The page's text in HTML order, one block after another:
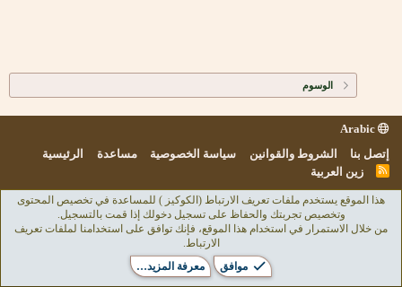
الوسوم
إتصل بنا
الشروط والقوانين سياسة الخصوصية مساعدة الرئيسية
R
زين العربية
هذا الموقع يستخدم ملفات تعريف الارتباط (الكوكيز ) للمساعدة في تخصيص المحتوى
وتخصيص تجربتك والحفاظ على تسجيل دخولك إذا قمت بالتسجيل.
من خلال الاستمرار في استخدام هذا الموقع، فإنك توافق على استخدامنا لملفات تعريف
الارتباط.
موافق
معرفة المزيد…